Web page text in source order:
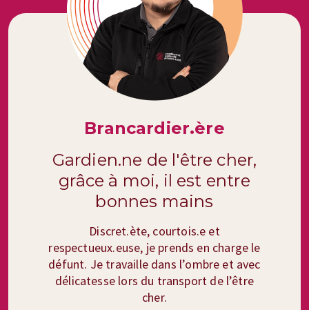
Brancardier.ère
Gardien.ne de l'être cher,
grâce à moi, il est entre
bonnes mains
Discret.ète, courtois.e et
respectueux.euse, je prends en charge le
défunt. Je travaille dans l’ombre et avec
délicatesse lors du transport de l’être
cher.